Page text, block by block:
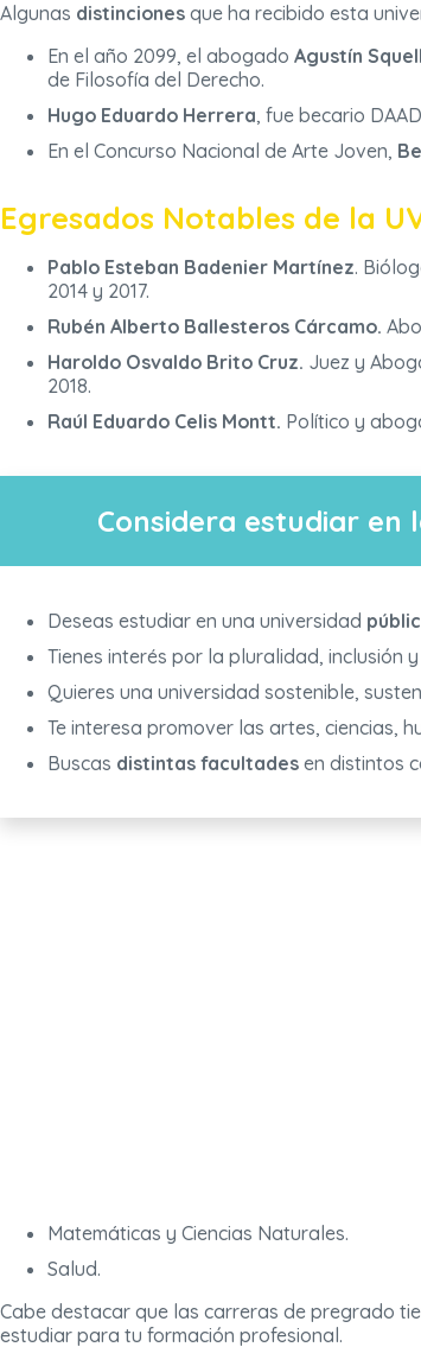
Algunas distinciones que ha recibido esta
En el año 2099, el abogado Agustín
de Filosofía del Derecho.
Hugo Eduardo Herrera, fue becario
En el Concurso Nacional de Arte Joven,
Egresados Notables de la
Pablo Esteban Badenier Martínez.
2014 y 2017.
Rubén Alberto Ballesteros Cárcamo.
Haroldo Osvaldo Brito Cruz. Juez y
2018.
Raúl Eduardo Celis Montt. Político y
Considera estudiar en
Deseas estudiar en una universidad
Tienes interés por la pluralidad, inclusión
Quieres una universidad sostenible,
Te interesa promover las artes, ciencias,
Buscas distintas facultades en distintos
Matemáticas y Ciencias Naturales.
Salud.
Cabe destacar que las carreras de pregrado
estudiar para tu formación profesional.